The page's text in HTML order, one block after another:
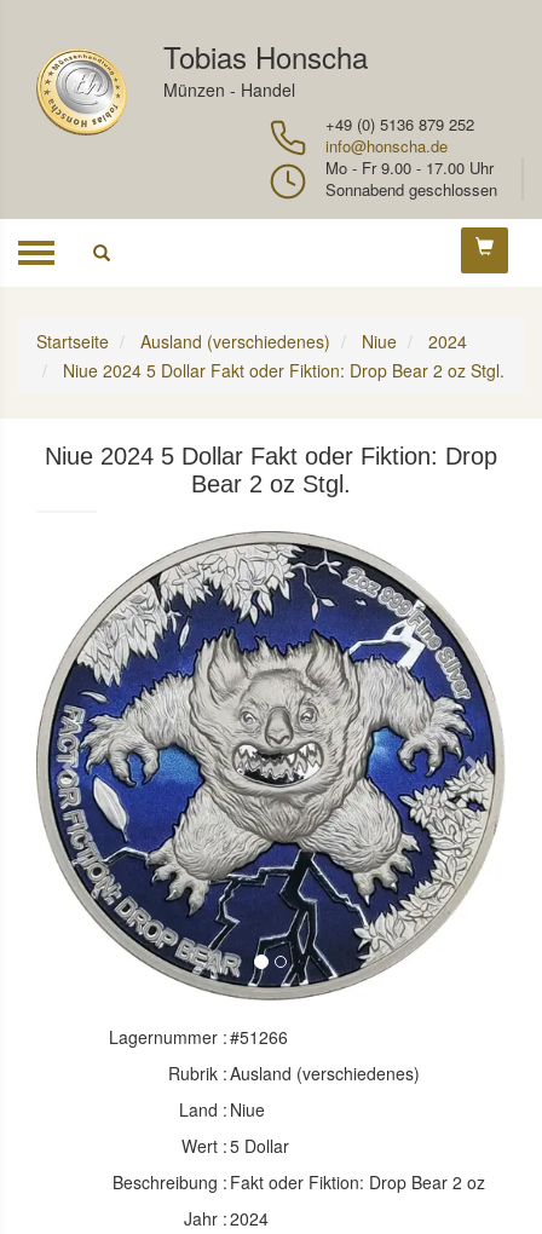
Tobias Honscha
Münzen - Handel
+49 (0) 5136 879 252
info@honscha.de
Mo - Fr 9.00 - 17.00 Uhr
Sonnabend geschlossen
Toggle
Startseite Ausland (verschiedenes) Niue
2024
Niue 2024 5 Dollar Fakt oder Fiktion: Drop Bear 2 oz Stgl.
Niue 2024 5 Dollar Fakt oder Fiktion: Drop
Bear 2 oz Stgl.
Previous Next
Lagernummer :#51266
Rubrik :Ausland (verschiedenes)
Land : Niue
Wert :5 Dollar
Beschreibung : Fakt oder Fiktion: Drop Bear 2 oz
Jahr :2024